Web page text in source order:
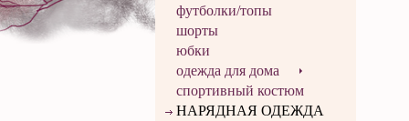
футболки/топы
шорты
юбки
одежда для дома
спортивный костюм
НАРЯДНАЯ ОДЕЖДА